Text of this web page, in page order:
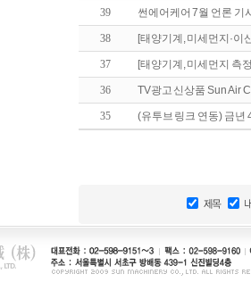
39
썬에어케어 7월 언론 기
38 [태양기계, 미세먼지·이
37 [태양기계, 미세먼지 측
36 TV광고 신상품 Sun Air
35 (유투브 링크 연동) 금년